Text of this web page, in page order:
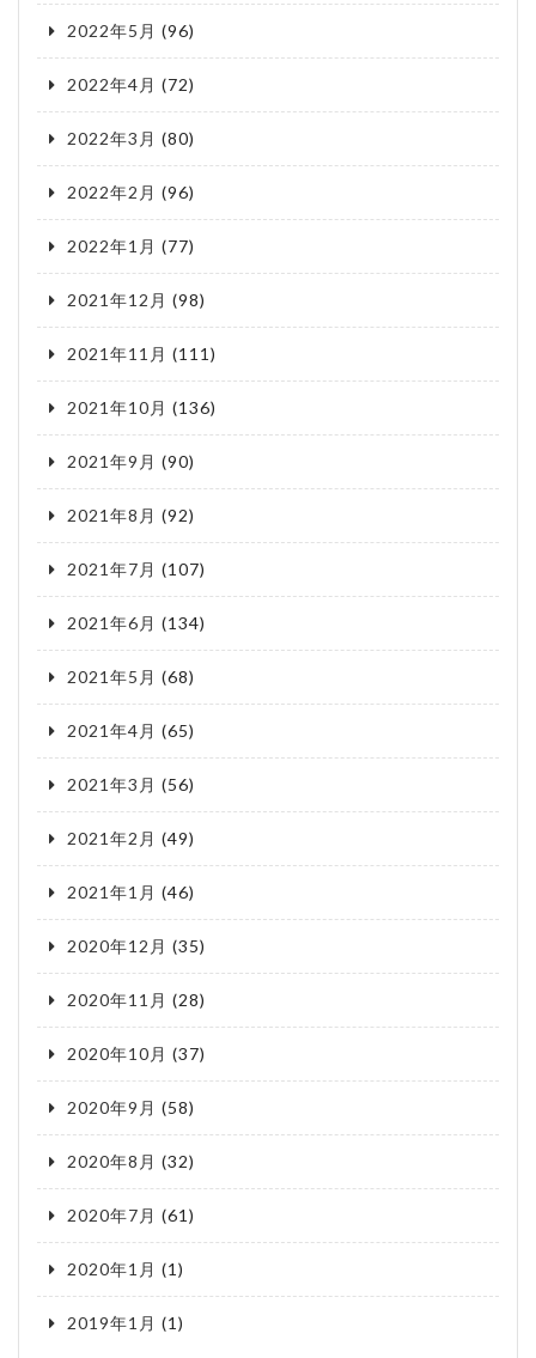
2022年5月 (96)
2022年4月 (72)
2022年3月 (80)
2022年2月 (96)
2022年1月 (77)
2021年12月 (98)
2021年11月 (111)
2021年10月 (136)
2021年9月 (90)
2021年8月 (92)
2021年7月 (107)
2021年6月 (134)
2021年5月 (68)
2021年4月 (65)
2021年3月 (56)
2021年2月 (49)
2021年1月 (46)
2020年12月 (35)
2020年11月 (28)
2020年10月 (37)
2020年9月 (58)
2020年8月 (32)
2020年7月 (61)
2020年1月 (1)
2019年1月 (1)